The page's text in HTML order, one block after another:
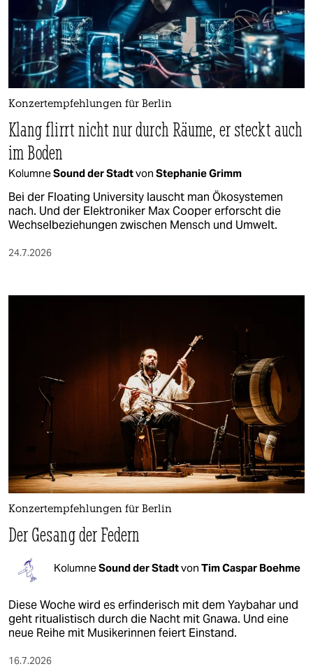
Konzertempfehlungen für Berlin
Klang flirrt nicht nur durch Räume, er steckt auch
im Boden
KolumneSound der Stadtvon Stephanie Grimm
Bei der Floating University lauscht man Ökosystemen
nach. Und der Elektroniker Max Cooper erforscht die
Wechselbeziehungen zwischen Mensch und Umwelt.
24.7.2026
Konzertempfehlungen für Berlin
Der Gesang der Federn
KolumneSound der Stadtvon Tim Caspar Boehme
Diese Woche wird es erfinderisch mit dem Yaybahar und
geht ritualistisch durch die Nacht mit Gnawa. Und eine
neue Reihe mit Musikerinnen feiert Einstand.
16.7.2026